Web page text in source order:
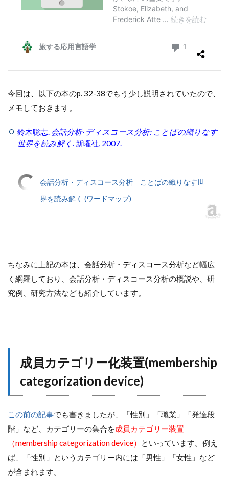
今回は、以下の本のp. 32-38でもう少し説明されていたので、
メモしておきます。
鈴木聡志. 会話分析· ディスコース分析: ことばの織りなす
世界を読み解く . 新曜社, 2007.
会話分析・ディスコース分析―ことばの織りなす世
界を読み解く (ワードマップ)
ちなみに上記の本は、会話分析・ディスコース分析など幅広
く網羅しており、会話分析・ディスコース分析の概説や、研
究例、研究方法なども紹介しています。
成員カテゴリー化装置(membership
categorization device)
この前の記事でも書きましたが、「性別」「職業」「発達段
階」など、カテゴリーの集合を成員カテゴリー装置
（membership categorization device）
といっています。例え
ば、「性別」というカテゴリー内には「男性」「女性」など
が含まれます。